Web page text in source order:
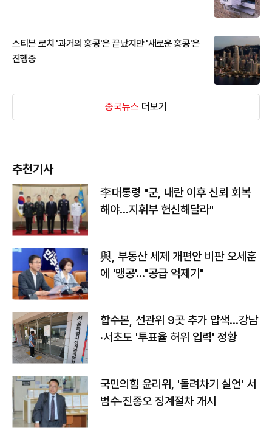
스티븐 로치 '과거의 홍콩'은 끝났지만 '새로운 홍콩'은
진행중
중국뉴스 더보기
추천기사
李대통령 "군, 내란 이후 신뢰 회복
해야…지휘부 헌신해달라"
與, 부동산 세제 개편안 비판 오세훈
에 '맹공'…"공급 억제기"
합수본, 선관위 9곳 추가 압색…강남
·서초도 '투표율 허위 입력' 정황
국민의힘 윤리위, '돌려차기 실언' 서
범수·진종오 징계절차 개시